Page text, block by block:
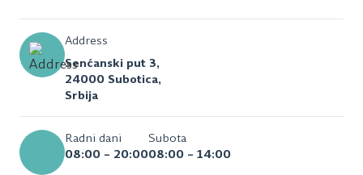
Address
Senćanski put 3,
24000 Subotica,
Srbija
Radni dani
08:00 – 20:00
Subota
08:00 – 14:00